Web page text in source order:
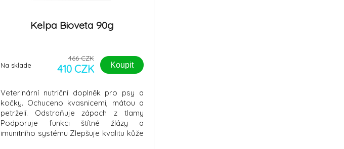
Kelpa Bioveta 90g
Na sklade
466 CZK
410 CZK Koupit
Veterinární nutriční doplněk pro psy a
kočky. Ochuceno kvasnicemi, mátou a
petrželí. Odstraňuje zápach z tlamy
Podporuje funkci štítné žlázy a
imunitního systému Zlepšuje kvalitu kůže